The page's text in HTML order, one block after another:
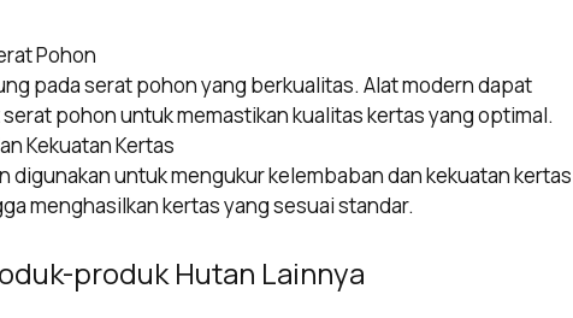
Pohon
pada serat pohon yang berkualitas. Alat modern dapat
pohon untuk memastikan kualitas kertas yang optimal.
Kekuatan Kertas
digunakan untuk mengukur kelembaban dan kekuatan kertas
menghasilkan kertas yang sesuai standar.
produk Hutan Lainnya